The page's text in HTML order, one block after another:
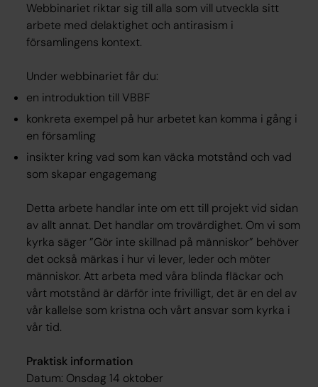
Webbinariet riktar sig till alla som vill utveckla sitt
arbete med delaktighet och antirasism i
församlingens kontext.
Under webbinariet får du:
en introduktion till VBBF
konkreta exempel på hur arbetet kan komma i gång i
en församling
insikter kring vad som kan väcka motstånd och vad
som skapar engagemang
Detta arbete handlar inte om ett till projekt vid sidan
av allt annat. Det handlar om trovärdighet. Om vi som
kyrka säger ”Gör inte skillnad på människor” behöver
det också märkas i hur vi lever, leder och möter
människor. Att arbeta med våra blinda fläckar och
vårt motstånd är därför inte frivilligt, det är en del av
vår kallelse som kristna och vårt ansvar som kyrka i
vår tid.
Praktisk information
Datum: Onsdag 14 oktober